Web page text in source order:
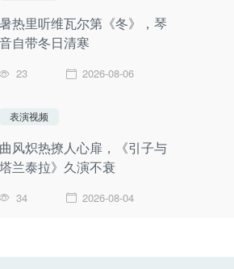
暑热里听维瓦尔第《冬》，琴
音自带冬日清寒
23 2026-08-06
表演视频
曲风炽热撩人心扉，《引子与
塔兰泰拉》久演不衰
34 2026-08-04